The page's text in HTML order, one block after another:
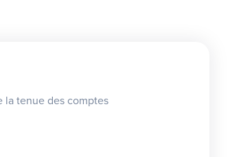
la tenue des comptes